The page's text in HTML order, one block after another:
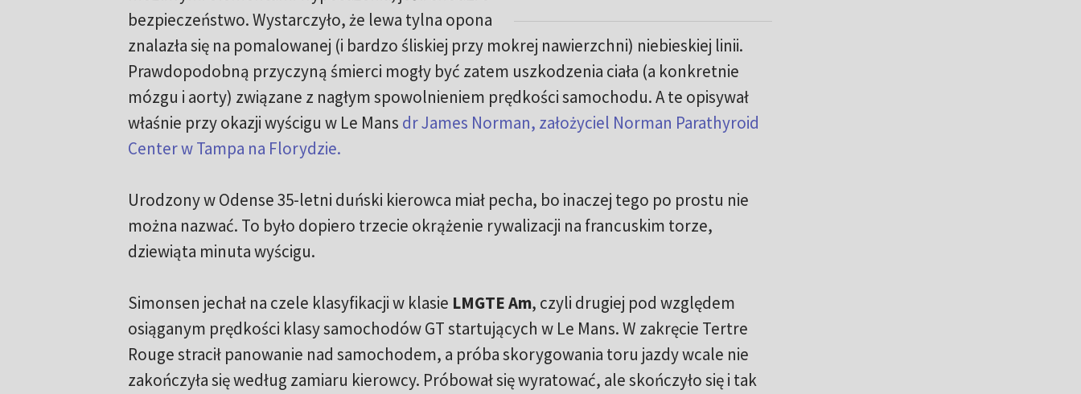
bezpieczeństwo. Wystarczyło, że lewa tylna opona
znalazła się na pomalowanej (i bardzo śliskiej przy mokrej nawierzchni) niebieskiej linii.
Prawdopodobną przyczyną śmierci mogły być zatem uszkodzenia ciała (a konkretnie
mózgu i aorty) związane z nagłym spowolnieniem prędkości samochodu. A te opisywał
właśnie przy okazji wyścigu w Le Mans dr James Norman, założyciel Norman Parathyroid
Center w Tampa na Florydzie.
Urodzony w Odense 35-letni duński kierowca miał pecha, bo inaczej tego po prostu nie
można nazwać. To było dopiero trzecie okrążenie rywalizacji na francuskim torze,
dziewiąta minuta wyścigu.
Simonsen jechał na czele klasyfikacji w klasie LMGTE Am, czyli drugiej pod względem
osiąganym prędkości klasy samochodów GT startujących w Le Mans. W zakręcie Tertre
Rouge stracił panowanie nad samochodem, a próba skorygowania toru jazdy wcale nie
zakończyła się według zamiaru kierowcy. Próbował się wyratować, ale skończyło się i tak